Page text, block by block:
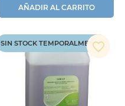
AÑADIR AL CARRITO
SIN STOCK TEMPORALMENTE
favorite_border